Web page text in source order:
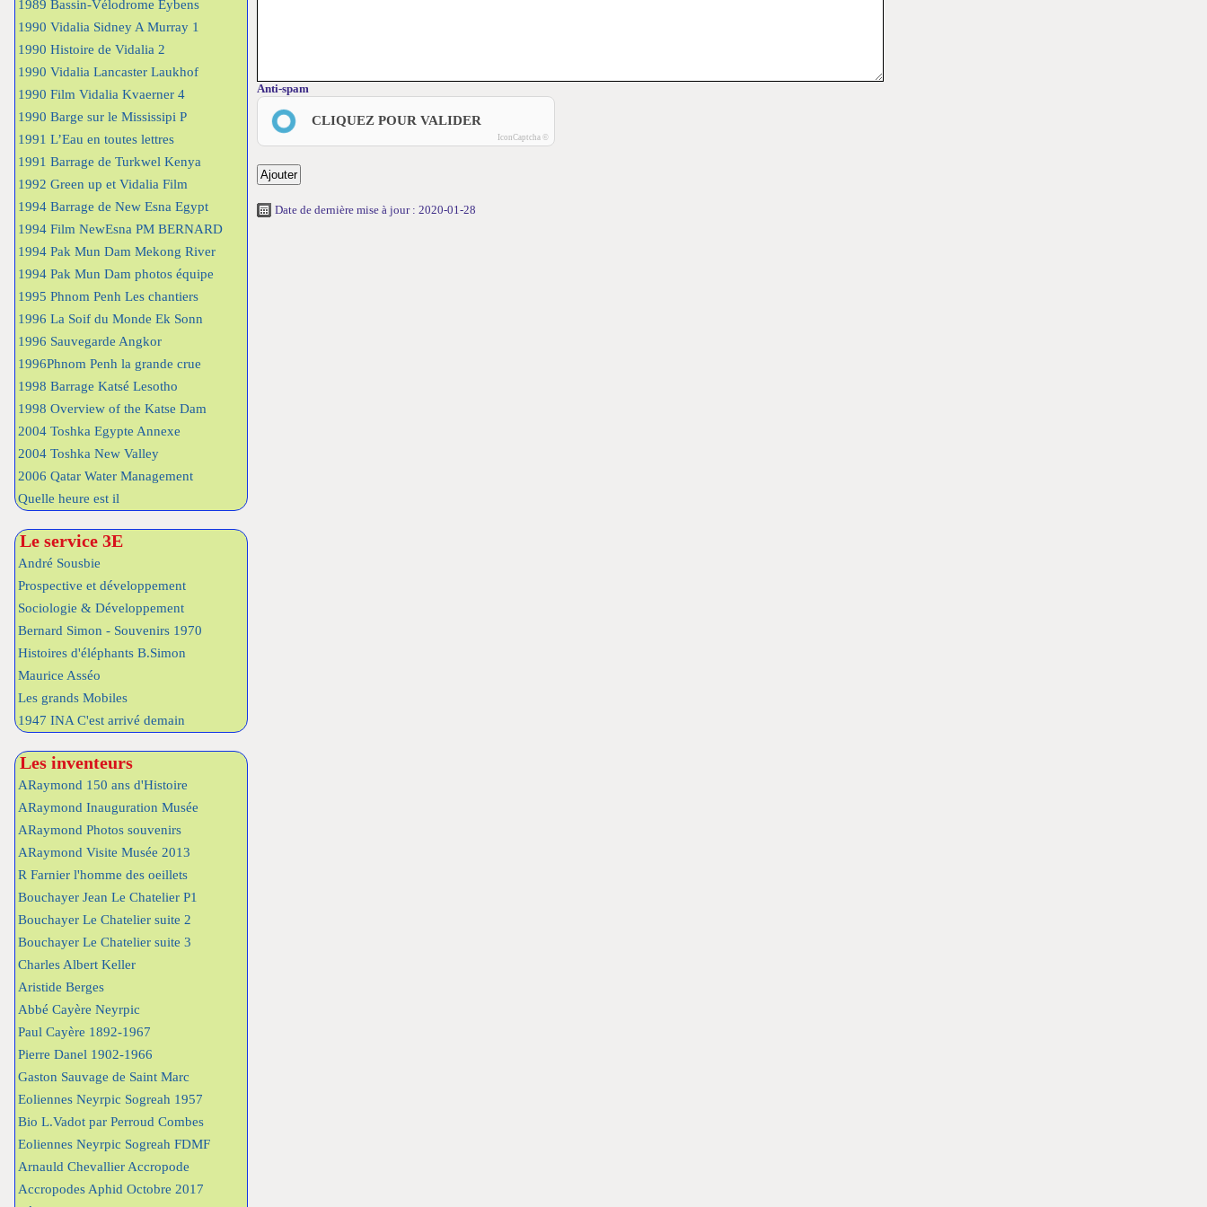
1989 Bassin-Vélodrome Eybens
1990 Vidalia Sidney A Murray 1
1990 Histoire de Vidalia 2
1990 Vidalia Lancaster Laukhof
1990 Film Vidalia Kvaerner 4
1990 Barge sur le Mississipi P
1991 L’Eau en toutes lettres
1991 Barrage de Turkwel Kenya
1992 Green up et Vidalia Film
1994 Barrage de New Esna Egypt
1994 Film NewEsna PM BERNARD
1994 Pak Mun Dam Mekong River
1994 Pak Mun Dam photos équipe
1995 Phnom Penh Les chantiers
1996 La Soif du Monde Ek Sonn
1996 Sauvegarde Angkor
1996Phnom Penh la grande crue
1998 Barrage Katsé Lesotho
1998 Overview of the Katse Dam
2004 Toshka Egypte Annexe
2004 Toshka New Valley
2006 Qatar Water Management
Quelle heure est il
Le service 3E
André Sousbie
Prospective et développement
Sociologie & Développement
Bernard Simon - Souvenirs 1970
Histoires d'éléphants B.Simon
Maurice Asséo
Les grands Mobiles
1947 INA C'est arrivé demain
Les inventeurs
ARaymond 150 ans d'Histoire
ARaymond Inauguration Musée
ARaymond Photos souvenirs
ARaymond Visite Musée 2013
R Farnier l'homme des oeillets
Bouchayer Jean Le Chatelier P1
Bouchayer Le Chatelier suite 2
Bouchayer Le Chatelier suite 3
Charles Albert Keller
Aristide Berges
Abbé Cayère Neyrpic
Paul Cayère 1892-1967
Pierre Danel 1902-1966
Gaston Sauvage de Saint Marc
Eoliennes Neyrpic Sogreah 1957
Bio L.Vadot par Perroud Combes
Eoliennes Neyrpic Sogreah FDMF
Arnauld Chevallier Accropode
Accropodes Aphid Octobre 2017
Anti-spam
CLIQUEZ POUR VALIDER
IconCaptcha ©
Date de dernière mise à jour : 2020-01-28